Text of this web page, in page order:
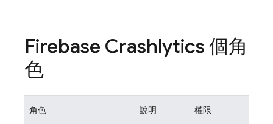
Firebase Crashlytics 個角
色
角色 說明 權限